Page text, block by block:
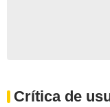
Crítica de